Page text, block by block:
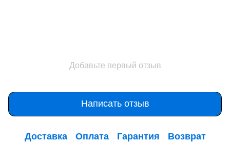
Добавьте первый отзыв
Написать отзыв
Доставка Оплата Гарантия Возврат